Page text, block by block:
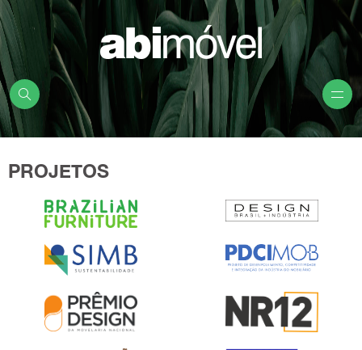
PROJETOS